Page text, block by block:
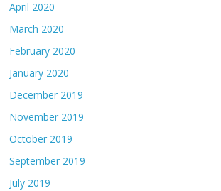
April 2020
March 2020
February 2020
January 2020
December 2019
November 2019
October 2019
September 2019
July 2019